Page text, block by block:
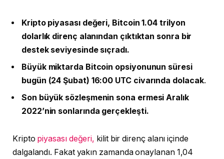
Kripto piyasası değeri, Bitcoin 1.04 trilyon
dolarlık direnç alanından çıktıktan sonra bir
destek seviyesinde sıçradı.
Büyük miktarda Bitcoin opsiyonunun süresi
bugün (24 Şubat) 16:00 UTC civarında dolacak.
Son büyük sözleşmenin sona ermesi Aralık
2022’nin sonlarında gerçekleşti.
Kripto piyasası değeri, kilit bir direnç alanı içinde
dalgalandı. Fakat yakın zamanda onaylanan 1,04